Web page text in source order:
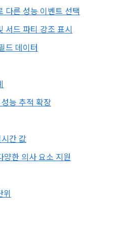
다른 성능 이벤트 선택
서드 파티 강조 표시
드 데이터
능 추적 확장
간 값
한 의사 요소 지원
위